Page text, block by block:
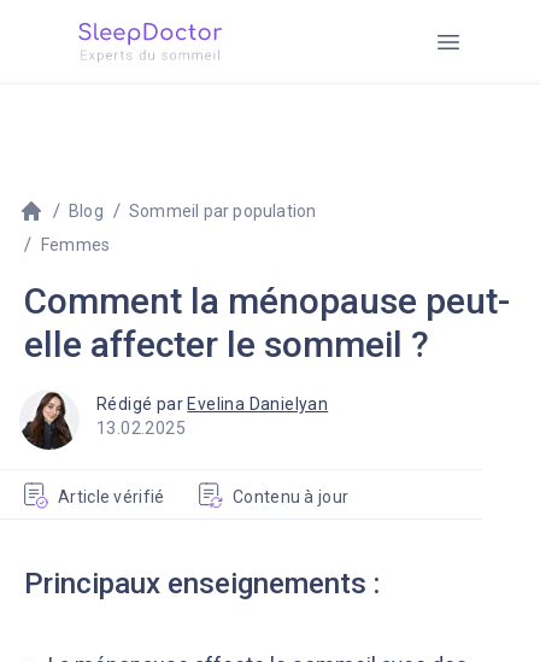
Blog
Sommeil par population
Femmes
Comment la ménopause peut-
elle affecter le sommeil ?
Rédigé par Evelina Danielyan
Article vérifié Contenu à jour
13.02.2025
Principaux enseignements :